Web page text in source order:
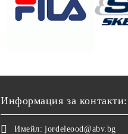
Информация за контакти:
Имейл: jordeleood@abv.bg